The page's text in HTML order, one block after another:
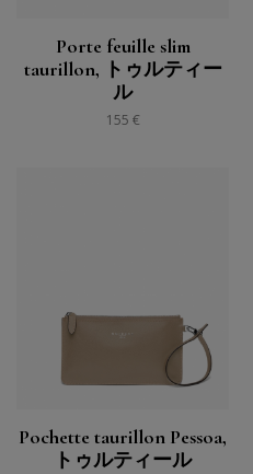
Porte feuille slim
taurillon, トゥルティー
ル
155 €
Pochette taurillon Pessoa,
トゥルティール